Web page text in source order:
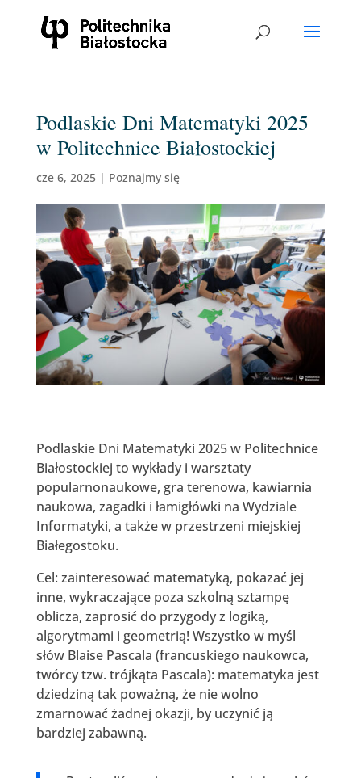
Podlaskie Dni Matematyki 2025
w Politechnice Białostockiej
cze 6, 2025| Poznajmy się
Podlaskie Dni Matematyki 2025 w Politechnice
Białostockiej to wykłady i warsztaty
popularnonaukowe, gra terenowa, kawiarnia
naukowa, zagadki i łamigłówki na Wydziale
Informatyki, a także w przestrzeni miejskiej
Białegostoku.
Cel: zainteresować matematyką, pokazać jej
inne, wykraczające poza szkolną sztampę
oblicza, zaprosić do przygody z logiką,
algorytmami i geometrią! Wszystko w myśl
słów Blaise Pascala (francuskiego naukowca,
twórcy tzw. trójkąta Pascala): matematyka jest
dziedziną tak poważną, że nie wolno
zmarnować żadnej okazji, by uczynić ją
bardziej zabawną.